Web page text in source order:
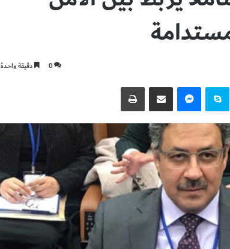
0 دقيقة واحدة
سكايب ماسنجر مشاركة عبر البريد طباعة